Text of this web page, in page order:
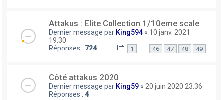
Attakus : Elite Collection 1/10eme scale
Dernier message par King594 « 10 janv. 2021
19:30
Réponses : 724 1 46 47 48 49
Côté attakus 2020
Dernier message par King59 « 20 juin 2020 23:36
Réponses : 4